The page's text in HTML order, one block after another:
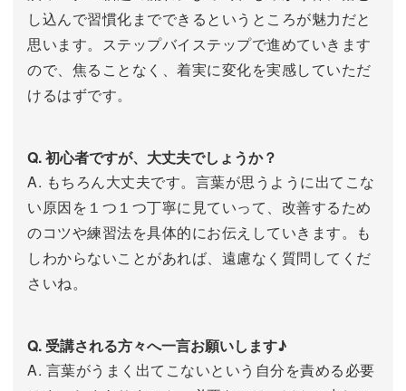
し込んで習慣化までできるというところが魅力だと
思います。ステップバイステップで進めていきます
ので、焦ることなく、着実に変化を実感していただ
けるはずです。
Q. 初心者ですが、大丈夫でしょうか？
A. もちろん大丈夫です。言葉が思うように出てこな
い原因を１つ１つ丁寧に見ていって、改善するため
のコツや練習法を具体的にお伝えしていきます。も
しわからないことがあれば、遠慮なく質問してくだ
さいね。
Q. 受講される方々へ一言お願いします♪
A. 言葉がうまく出てこないという自分を責める必要